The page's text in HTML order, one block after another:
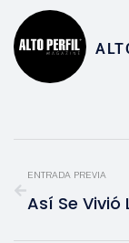
ENTRADA PREVIA